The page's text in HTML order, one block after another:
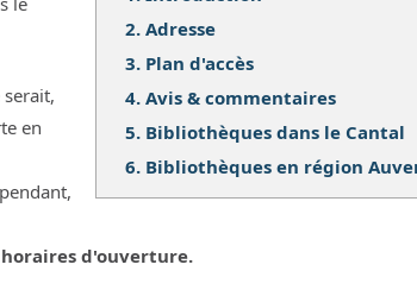
2. Adresse
3. Plan d'accès
4. Avis & commentaires
5. Bibliothèques dans le Cantal
6. Bibliothèques en région
en
horaires d'ouverture.